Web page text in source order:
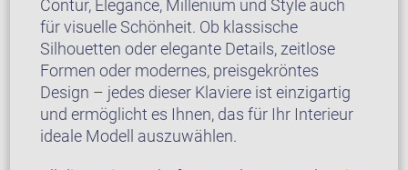
Contur, Elegance, Millenium und Style auch
für visuelle Schönheit. Ob klassische
Silhouetten oder elegante Details, zeitlose
Formen oder modernes, preisgekröntes
Design – jedes dieser Klaviere ist einzigartig
und ermöglicht es Ihnen, das für Ihr Interieur
ideale Modell auszuwählen.